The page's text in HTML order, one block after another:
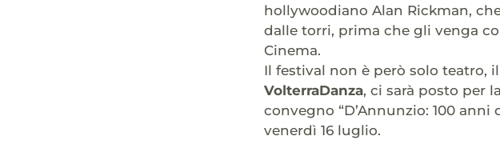
hollywoodiano Alan Rickman,
dalle torri, prima che gli venga
Cinema.
Il festival non è però solo teatro,
VolterraDanza, ci sarà posto per
convegno “D’Annunzio: 100 anni
venerdì 16 luglio.